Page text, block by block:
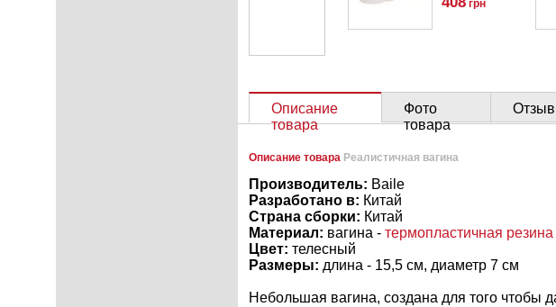
грн
Описание
товара
Фото
товара
Описание товара Реалистичная вагина
Производитель: Baile
Разработано в: Китай
Страна сборки: Китай
Материал: вагина - термопластичная
Цвет: телесный
Размеры: длина - 15,5 см, диаметр 7 см
Небольшая вагина, создана для того